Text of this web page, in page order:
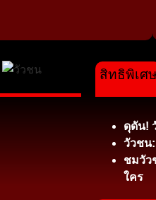
ดุดัน!
วัวชน:
ชมวัว
ใคร
สิทธิพิเศษ